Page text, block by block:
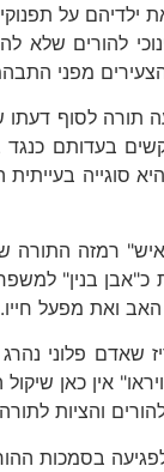
ילדיהם על
להורים שלא
מפני
תורה לסוף
בעדותם כנגד
בעייתית
"איש" רמזה
כ"אבן בנין"
ואת מפעל חייו.
שאדם פלוני
אין כאן
והציות לתורה
לפגיעה בסמכות